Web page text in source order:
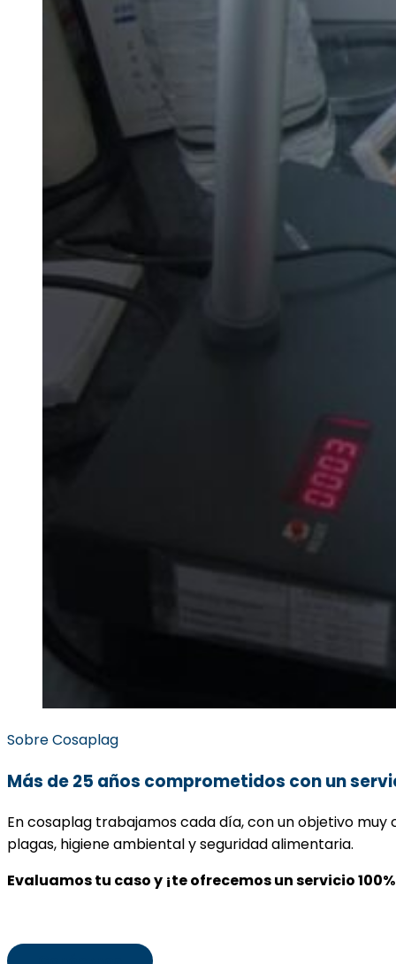
Sobre Cosaplag
Más de 25 años comprometidos con un
En cosaplag trabajamos cada día, con un objetivo muy
plagas, higiene ambiental y seguridad alimentaria.
Evaluamos tu caso y ¡te ofrecemos un servicio